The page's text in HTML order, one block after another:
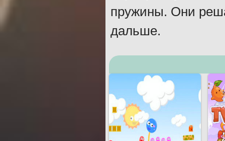
пружины. Они
дальше.